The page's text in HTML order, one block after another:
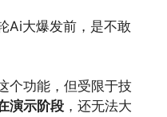
Ai大爆发前，是不敢
个功能，但受限于技
演示阶段 ，还无法大